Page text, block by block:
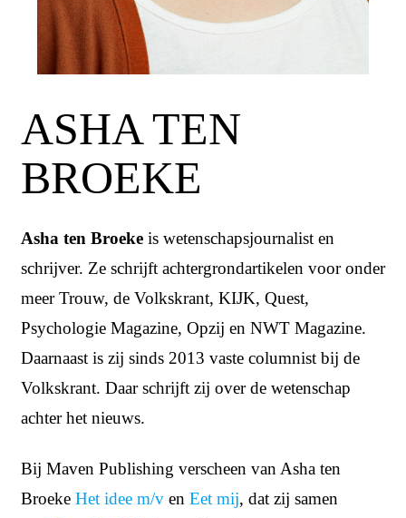
ASHA TEN
BROEKE
Asha ten Broeke is wetenschapsjournalist en
schrijver. Ze schrijft achtergrondartikelen voor onder
meer Trouw, de Volkskrant, KIJK, Quest,
Psychologie Magazine, Opzij en NWT Magazine.
Daarnaast is zij sinds 2013 vaste columnist bij de
Volkskrant. Daar schrijft zij over de wetenschap
achter het nieuws.
Bij Maven Publishing verscheen van Asha ten
Broeke Het idee m/v en Eet mij, dat zij samen